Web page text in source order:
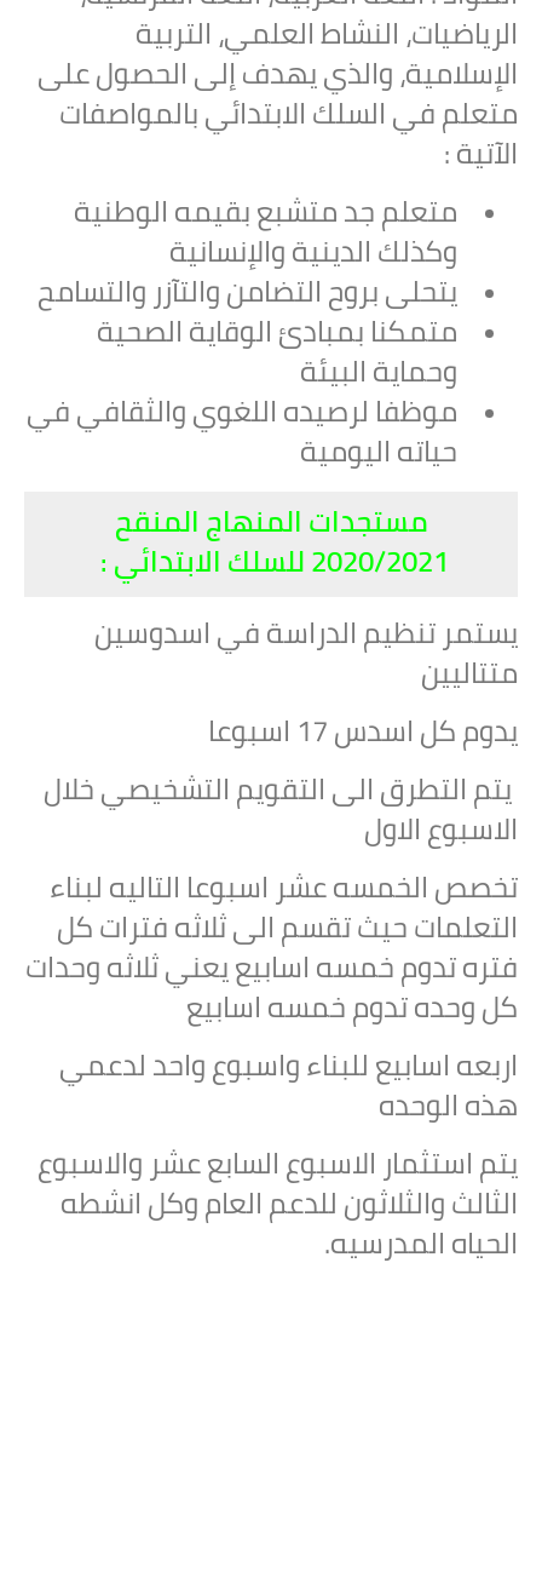
الرياضيات، النشاط العلمي، التربية
الإسلامية، والذي يهدف إلى الحصول على
متعلم في السلك الابتدائي بالمواصفات
الآتية :
متعلم جد متشبع بقيمه الوطنية
وكذلك الدينية والإنسانية
يتحلى بروح التضامن والتآزر والتسامح
متمكنا بمبادئ الوقاية الصحية
وحماية البيئة
موظفا لرصيده اللغوي والثقافي في
حياته اليومية
مستجدات المنهاج المنقح
2020/2021 للسلك الابتدائي :
يستمر تنظيم الدراسة في اسدوسين
متتاليين
يدوم كل اسدس 17 اسبوعا
يتم التطرق الى التقويم التشخيصي خلال
الاسبوع الاول
تخصص الخمسه عشر اسبوعا التاليه لبناء
التعلمات حيث تقسم الى ثلاثه فترات كل
فتره تدوم خمسه اسابيع يعني ثلاثه وحدات
كل وحده تدوم خمسه اسابيع
اربعه اسابيع للبناء واسبوع واحد لدعمي
هذه الوحده
يتم استثمار الاسبوع السابع عشر والاسبوع
الثالث والثلاثون للدعم العام وكل انشطه
الحياه المدرسيه.